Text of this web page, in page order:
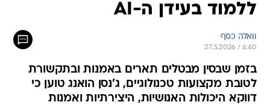
ללמוד בעידן ה-AI
וואלה כסף
27.5.2026 / 6:40
בזמן שבסין מבטלים תארים באמנות ובתקשורת
לטובת מקצועות טכנולוגיים, ג'נסן הואנג טוען כי
דווקא היכולות האנושיות, היצירתיות ואמנות